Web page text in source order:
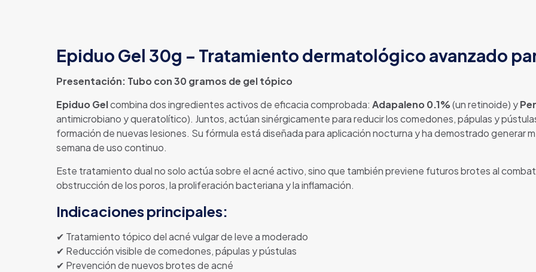
Epiduo Gel 30g – Tratamiento dermatológico avanzado
Presentación: Tubo con 30 gramos de gel tópico
Epiduo Gelcombina dos ingredientes activos de eficacia comprobada: Adapaleno 0.1%(un retinoide) y
antimicrobiano y queratolítico). Juntos, actúan sinérgicamente para reducir los comedones, pápulas y
formación de nuevas lesiones. Su fórmula está diseñada para aplicación nocturna y ha demostrado generar
semana de uso continuo.
Este tratamiento dual no solo actúa sobre el acné activo, sino que también previene futuros brotes al
obstrucción de los poros, la proliferación bacteriana y la inflamación.
Indicaciones principales:
✔ Tratamiento tópico del acné vulgar de leve a moderado
✔ Reducción visible de comedones, pápulas y pústulas
✔ Prevención de nuevos brotes de acné